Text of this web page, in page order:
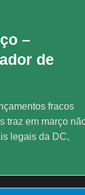
–
de
fracos
traz em março
legais da DC,